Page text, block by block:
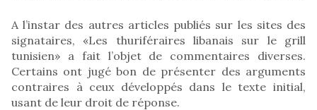
A l’instar des autres articles publiés sur les sites des
signataires, «Les thuriféraires libanais sur le grill
tunisien» a fait l’objet de commentaires diverses.
Certains ont jugé bon de présenter des arguments
contraires à ceux développés dans le texte initial,
usant de leur droit de réponse.